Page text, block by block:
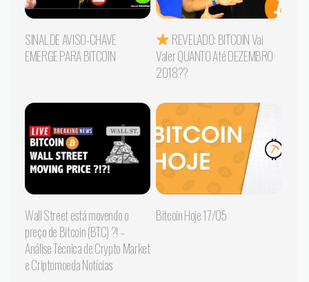
SINAL DE AVISO-CHAVE
EMERGE PARA BITCOIN
REVELADO: BITCOIN Vai
Valer QUANTO Até DEZEMBRO
2018??
Wall Street está movendo o
preço de Bitcoin (BTC) ?! –
Análise Técnica de Crypto Market
e Criptomoeda Notícias
Bitcoin Hoje 17/05